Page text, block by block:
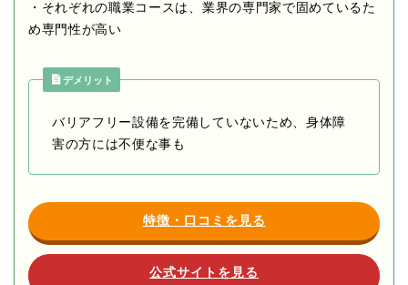
・それぞれの職業コースは、業界の専門家で固めているた
め専門性が高い
デメリット
バリアフリー設備を完備していないため、身体障
害の方には不便な事も
特徴・口コミを見る
公式サイトを見る